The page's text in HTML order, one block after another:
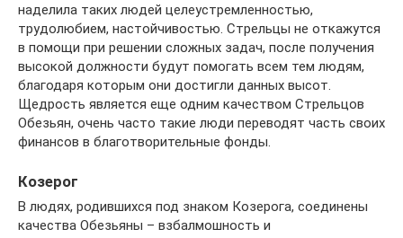
наделила таких людей целеустремленностью,
трудолюбием, настойчивостью. Стрельцы не откажутся
в помощи при решении сложных задач, после получения
высокой должности будут помогать всем тем людям,
благодаря которым они достигли данных высот.
Щедрость является еще одним качеством Стрельцов
Обезьян, очень часто такие люди переводят часть своих
финансов в благотворительные фонды.
Козерог
В людях, родившихся под знаком Козерога, соединены
качества Обезьяны – взбалмошность и